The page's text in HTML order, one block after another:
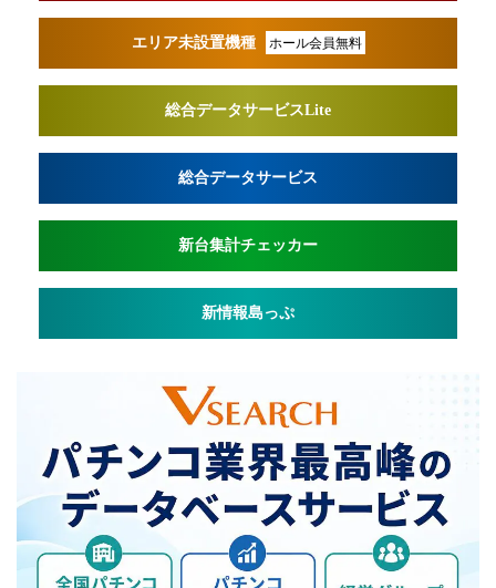
エリア未設置機種 ホール会員無料
総合データサービスLite
総合データサービス
新台集計チェッカー
新情報島っぷ